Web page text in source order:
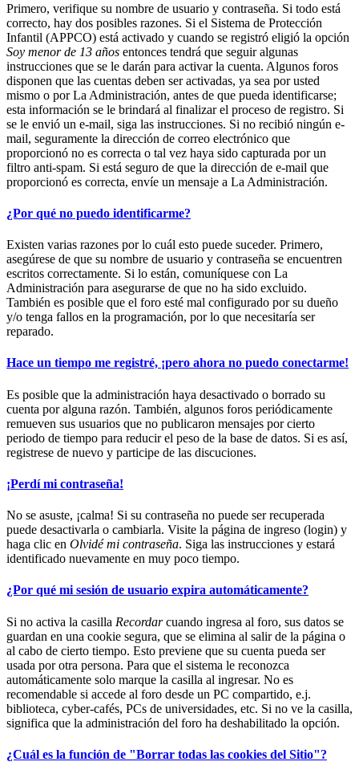
Primero, verifique su nombre de usuario y contraseña. Si todo está
correcto, hay dos posibles razones. Si el Sistema de Protección
Infantil (APPCO) está activado y cuando se registró eligió la opción
Soy menor de 13 años entonces tendrá que seguir algunas
instrucciones que se le darán para activar la cuenta. Algunos foros
disponen que las cuentas deben ser activadas, ya sea por usted
mismo o por La Administración, antes de que pueda identificarse;
esta información se le brindará al finalizar el proceso de registro. Si
se le envió un e-mail, siga las instrucciones. Si no recibió ningún e-
mail, seguramente la dirección de correo electrónico que
proporcionó no es correcta o tal vez haya sido capturada por un
filtro anti-spam. Si está seguro de que la dirección de e-mail que
proporcionó es correcta, envíe un mensaje a La Administración.
¿Por qué no puedo identificarme?
Existen varias razones por lo cuál esto puede suceder. Primero,
asegúrese de que su nombre de usuario y contraseña se encuentren
escritos correctamente. Si lo están, comuníquese con La
Administración para asegurarse de que no ha sido excluido.
También es posible que el foro esté mal configurado por su dueño
y/o tenga fallos en la programación, por lo que necesitaría ser
reparado.
Hace un tiempo me registré, ¡pero ahora no puedo conectarme!
Es posible que la administración haya desactivado o borrado su
cuenta por alguna razón. También, algunos foros periódicamente
remueven sus usuarios que no publicaron mensajes por cierto
periodo de tiempo para reducir el peso de la base de datos. Si es así,
registrese de nuevo y participe de las discuciones.
¡Perdí mi contraseña!
No se asuste, ¡calma! Si su contraseña no puede ser recuperada
puede desactivarla o cambiarla. Visite la página de ingreso (login) y
haga clic en Olvidé mi contraseña. Siga las instrucciones y estará
identificado nuevamente en muy poco tiempo.
¿Por qué mi sesión de usuario expira automáticamente?
Si no activa la casilla Recordarcuando ingresa al foro, sus datos se
guardan en una cookie segura, que se elimina al salir de la página o
al cabo de cierto tiempo. Esto previene que su cuenta pueda ser
usada por otra persona. Para que el sistema le reconozca
automáticamente solo marque la casilla al ingresar. No es
recomendable si accede al foro desde un PC compartido, e.j.
biblioteca, cyber-cafés, PCs de universidades, etc. Si no ve la casilla,
significa que la administración del foro ha deshabilitado la opción.
¿Cuál es la función de "Borrar todas las cookies del Sitio"?